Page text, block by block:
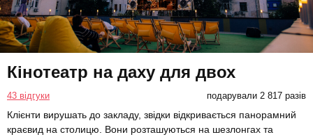
Кінотеатр на даху для двох
43 відгуки подарували 2 817 разів
Клієнти вирушать до закладу, звідки відкривається панорамний
краєвид на столицю. Вони розташуються на шезлонгах та